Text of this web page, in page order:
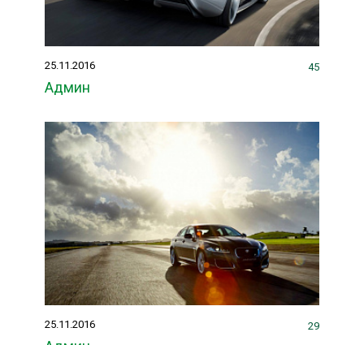
25.11.2016
Админ
45
25.11.2016 29